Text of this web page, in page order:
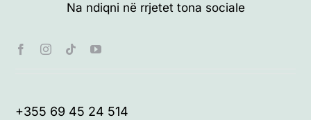
Na ndiqni në rrjetet tona sociale
+355 69 45 24 514